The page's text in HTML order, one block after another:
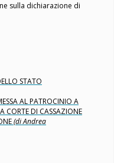
sulla dichiarazione di
STATO
AL PATROCINIO A
CORTE DI CASSAZIONE
(di Andrea